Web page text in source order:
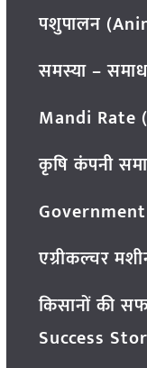
पशुपालन
समस्या –
Mandi Rate
कृषि कंपनी
Government
एग्रीकल्चर
किसानों की
Success